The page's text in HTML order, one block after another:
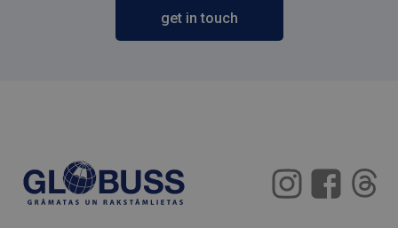
get in touch